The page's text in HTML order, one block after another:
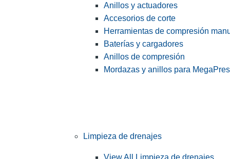
Anillos y actuadores
Accesorios de corte
Herramientas de compresión
Baterías y cargadores
Anillos de compresión
Mordazas y anillos para
Limpieza de drenajes
View All Limpieza de drenajes